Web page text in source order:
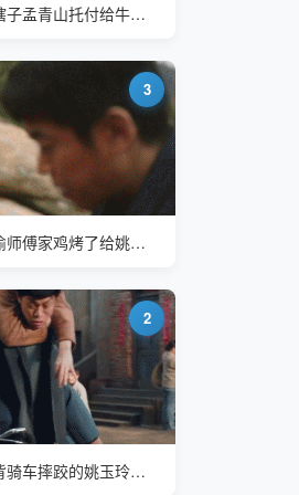
《南来北往》 第38集 马魁把瞎子孟青山托付给牛大力 牛大力的公司名称很闪亮
3
《南来北往》 第03集 牛大力偷师傅家鸡烤了给姚玉玲补身体
2
《南来北往》 第17集 牛大力背骑车摔跤的姚玉玲回院里